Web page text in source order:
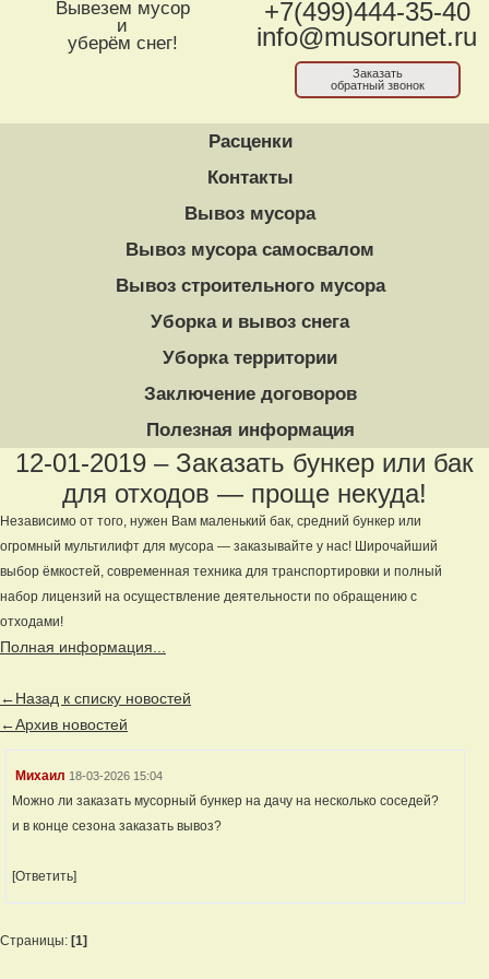
Вывезем мусор
и
уберём снег!
+7(499)444-35-40
info@musorunet.ru
Заказать
обратный звонок
Расценки
Контакты
Вывоз мусора
Вывоз мусора самосвалом
Вывоз строительного мусора
Уборка и вывоз снега
Уборка территории
Заключение договоров
Полезная информация
12-01-2019 – Заказать бункер или бак
для отходов — проще некуда!
Независимо от того, нужен Вам маленький бак, средний бункер или
огромный мультилифт для мусора — заказывайте у нас! Широчайший
выбор ёмкостей, современная техника для транспортировки и полный
набор лицензий на осуществление деятельности по обращению с
отходами!
Полная информация...
←Назад к списку новостей
←Архив новостей
Михаил 18-03-2026 15:04
Можно ли заказать мусорный бункер на дачу на несколько соседей?
и в конце сезона заказать вывоз?
[Ответить]
Страницы: [1]